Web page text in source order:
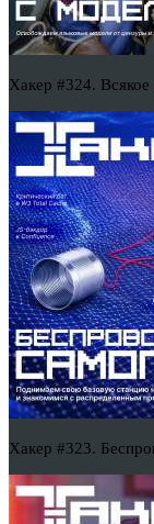
Хакер #324.
Хакер #323.